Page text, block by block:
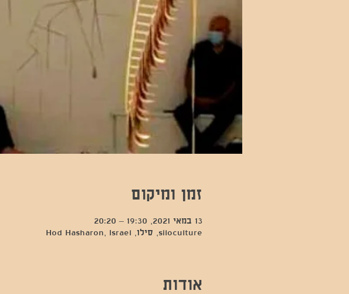
זמן ומיקום
13 במאי 2021, 19:30 – 20:20
siloculture, סילו, Hod Hasharon, Israel
אודות